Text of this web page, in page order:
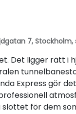
7, Stockholm,
Det ligger rätt i
Express gör
för dem